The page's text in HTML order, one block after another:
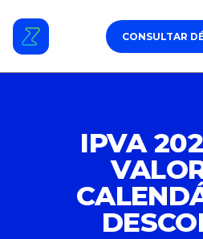
CONSULTAR
DÉBITOS VEICULARES
TAG DE PEDÁGIO
IPVA